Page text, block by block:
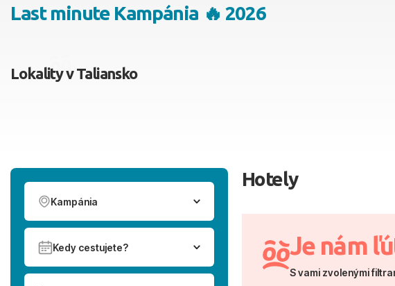
Last minute Kampánia 🔥 2026
Lokality v Taliansko
Kampánia
Kedy cestujete?
Hotely
Je nám
S vami zvolenými